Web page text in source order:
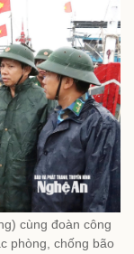
cùng đoàn công
phòng, chống bão